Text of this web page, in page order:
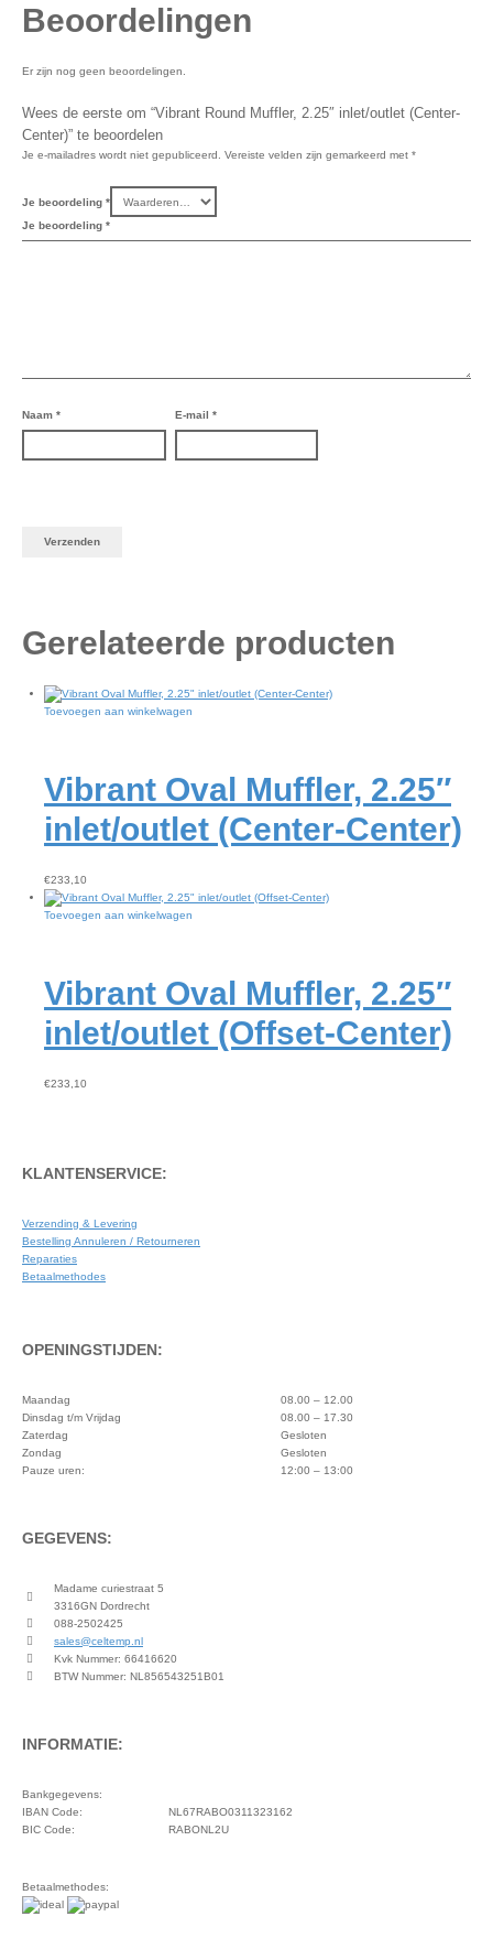
Beoordelingen
Er zijn nog geen beoordelingen.
Wees de eerste om “Vibrant Round Muffler, 2.25″ inlet/outlet (Center-
Center)” te beoordelen
Je e-mailadres wordt niet gepubliceerd. Vereiste velden zijn gemarkeerd met *
Je beoordeling *
Je beoordeling *
Naam * E-mail *
Gerelateerde producten
Toevoegen aan winkelwagen
Vibrant Oval Muffler, 2.25″
inlet/outlet (Center-Center)
€233,10
Toevoegen aan winkelwagen
Vibrant Oval Muffler, 2.25″
inlet/outlet (Offset-Center)
€233,10
KLANTENSERVICE:
Verzending & Levering
Bestelling Annuleren / Retourneren
Reparaties
Betaalmethodes
OPENINGSTIJDEN:
Maandag
08.00 – 12.00
Dinsdag t/m Vrijdag
08.00 – 17.30
Zaterdag
Gesloten
Zondag
Gesloten
Pauze uren:
12:00 – 13:00
GEGEVENS:
Madame curiestraat 5
3316GN Dordrecht
088-2502425
sales@celtemp.nl
Kvk Nummer: 66416620
BTW Nummer: NL856543251B01
INFORMATIE:
Bankgegevens:
IBAN Code:
NL67RABO0311323162
BIC Code:
RABONL2U
Betaalmethodes: